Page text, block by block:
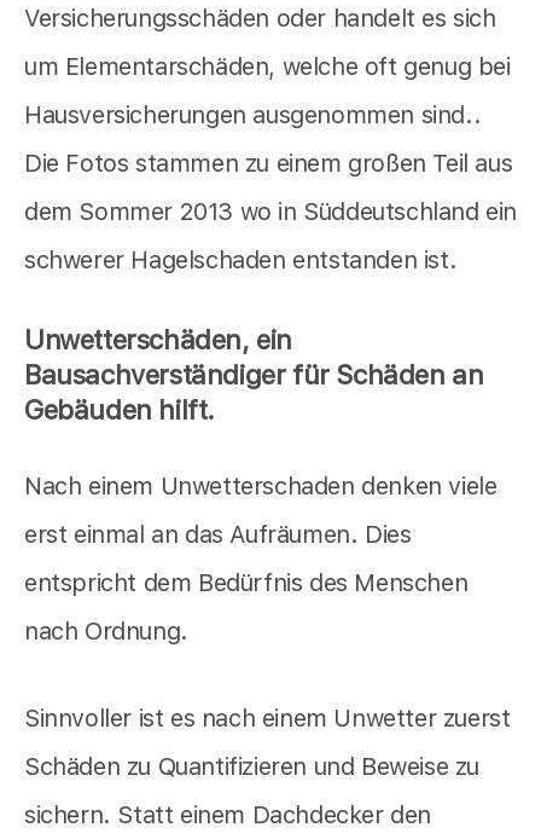
Versicherungsschäden oder handelt es sich
um Elementarschäden, welche oft genug bei
Hausversicherungen ausgenommen sind..
Die Fotos stammen zu einem großen Teil aus
dem Sommer 2013 wo in Süddeutschland ein
schwerer Hagelschaden entstanden ist.
Unwetterschäden, ein
Bausachverständiger für Schäden an
Gebäuden hilft.
Nach einem Unwetterschaden denken viele
erst einmal an das Aufräumen. Dies
entspricht dem Bedürfnis des Menschen
nach Ordnung.
Sinnvoller ist es nach einem Unwetter zuerst
Schäden zu Quantifizieren und Beweise zu
sichern. Statt einem Dachdecker den